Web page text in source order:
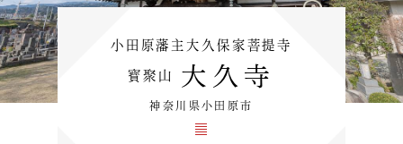
小田原藩主大久保家菩提寺
寳聚山 大久寺
神奈川県小田原市